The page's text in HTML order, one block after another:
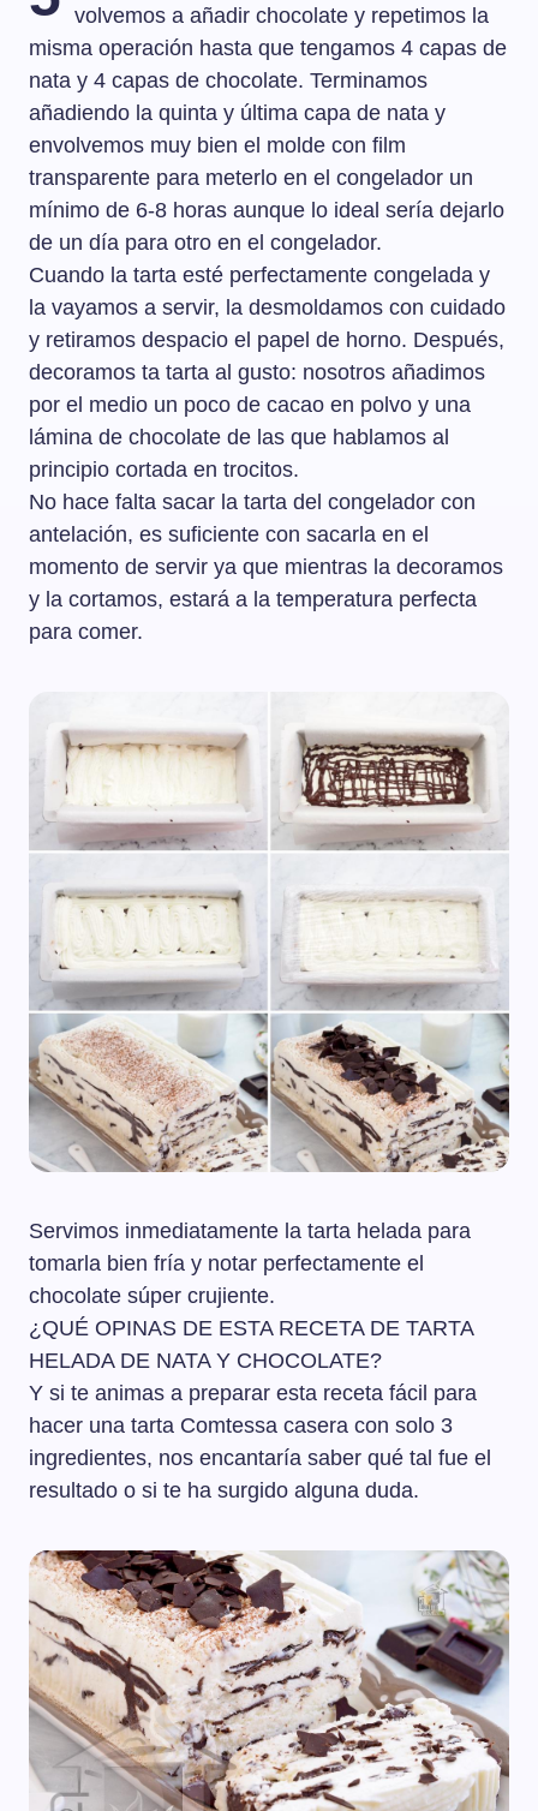
volvemos a añadir chocolate y repetimos la
misma operación hasta que tengamos 4 capas de
nata y 4 capas de chocolate. Terminamos
añadiendo la quinta y última capa de nata y
envolvemos muy bien el molde con film
transparente para meterlo en el congelador un
mínimo de 6-8 horas aunque lo ideal sería dejarlo
de un día para otro en el congelador.
Cuando la tarta esté perfectamente congelada y
la vayamos a servir, la desmoldamos con cuidado
y retiramos despacio el papel de horno. Después,
decoramos ta tarta al gusto: nosotros añadimos
por el medio un poco de cacao en polvo y una
lámina de chocolate de las que hablamos al
principio cortada en trocitos.
No hace falta sacar la tarta del congelador con
antelación, es suficiente con sacarla en el
momento de servir ya que mientras la decoramos
y la cortamos, estará a la temperatura perfecta
para comer.
Servimos inmediatamente la tarta helada para
tomarla bien fría y notar perfectamente el
chocolate súper crujiente.
¿QUÉ OPINAS DE ESTA RECETA DE TARTA
HELADA DE NATA Y CHOCOLATE?
Y si te animas a preparar esta receta fácil para
hacer una tarta Comtessa casera con solo 3
ingredientes, nos encantaría saber qué tal fue el
resultado o si te ha surgido alguna duda.